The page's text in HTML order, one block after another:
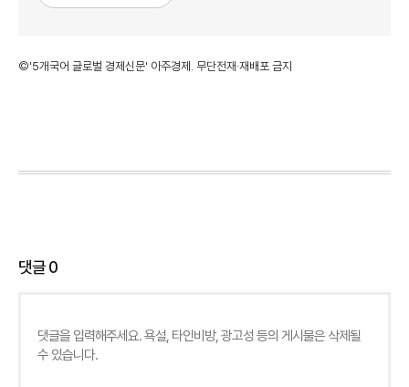
©'5개국어 글로벌 경제신문' 아주경제. 무단전재·재배포 금지
댓글0